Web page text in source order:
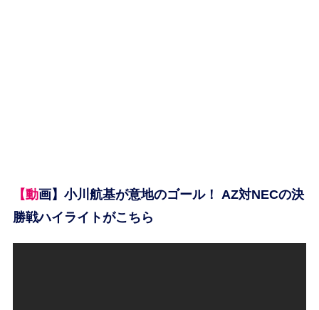
【動画】小川航基が意地のゴール！ AZ対NECの決
勝戦ハイライトがこちら